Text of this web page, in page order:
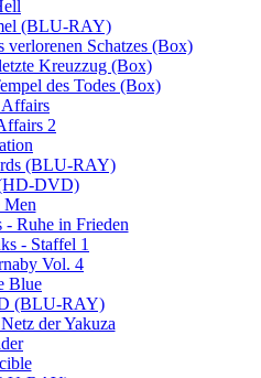
(BLU-RAY)
verlorenen Schatzes (Box)
Kreuzzug (Box)
des Todes (Box)
2
(BLU-RAY)
DVD)
Men
- Ruhe in Frieden
- Staffel 1
Vol. 4
Blue
(BLU-RAY)
der Yakuza